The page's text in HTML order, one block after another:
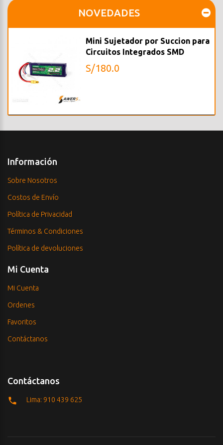
NOVEDADES
Mini Sujetador por Succion para
Circuitos Integrados SMD
S/180.0
Información
Sobre Nosotros
Costos de Envío
Política de Privacidad
Términos & Condiciones
Política de devoluciones
Mi Cuenta
Mi Cuenta
Ordenes
Favoritos
Contáctanos
Contáctanos
Lima: 910 439 625